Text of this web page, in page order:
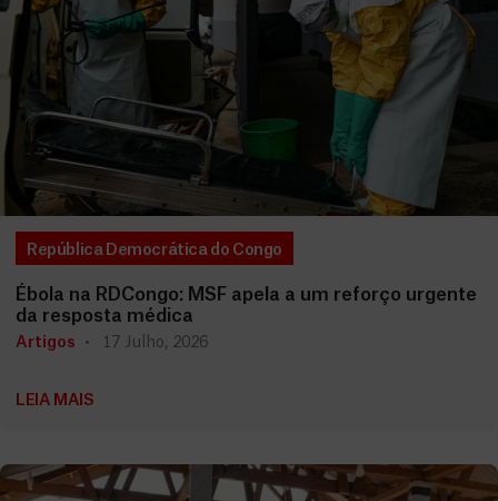
República Democrática do Congo
Ébola na RDCongo: MSF apela a um reforço urgente
da resposta médica
Artigos 17 Julho, 2026
LEIA MAIS